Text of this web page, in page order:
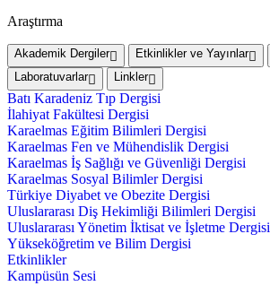
Araştırma
Akademik Dergiler Etkinlikler ve Yayınlar
Laboratuvarlar
Linkler
Batı Karadeniz Tıp Dergisi
İlahiyat Fakültesi Dergisi
Karaelmas Eğitim Bilimleri Dergisi
Karaelmas Fen ve Mühendislik Dergisi
Karaelmas İş Sağlığı ve Güvenliği Dergisi
Karaelmas Sosyal Bilimler Dergisi
Türkiye Diyabet ve Obezite Dergisi
Uluslararası Diş Hekimliği Bilimleri Dergisi
Uluslararası Yönetim İktisat ve İşletme Dergisi
Yükseköğretim ve Bilim Dergisi
Etkinlikler
Kampüsün Sesi